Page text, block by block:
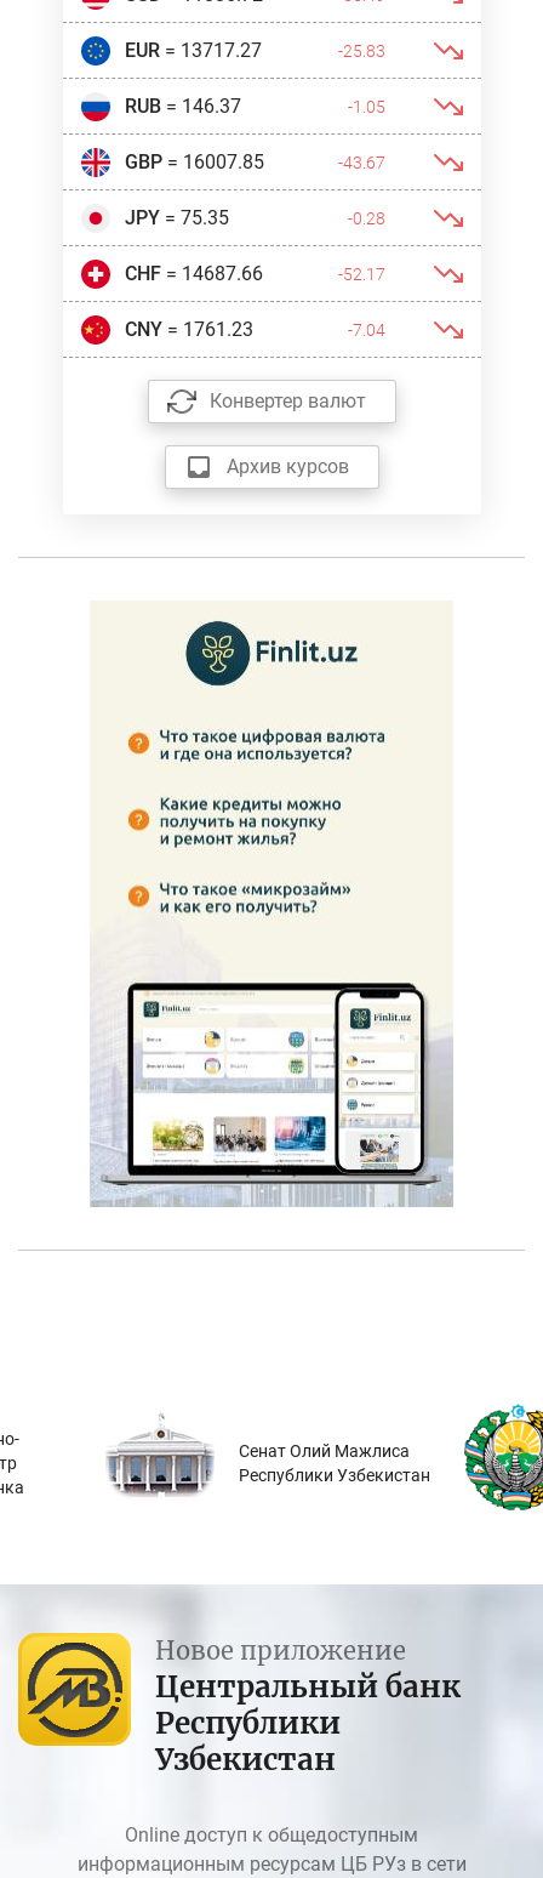
EUR= 13717.27 -25.83
RUB= 146.37 -1.05
GBP= 16007.85 -43.67
JPY= 75.35 -0.28
CHF= 14687.66 -52.17
CNY= 1761.23 -7.04
Конвертер валют
Архив курсов
Сенат Олий Мажлиса
Республики Узбекистан
Новое приложение
Центральный банк
Республики
Узбекистан
Online доступ к общедоступным
информационным ресурсам ЦБ РУз в сети